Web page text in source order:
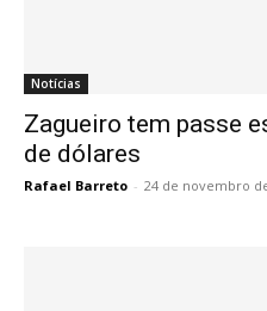
Notícias
Zagueiro tem passe
de dólares
Rafael Barreto - 24 de novembro